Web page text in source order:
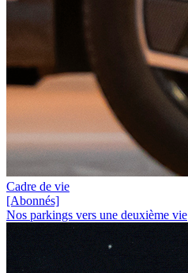
Cadre de vie
[Abonnés]
Nos parkings vers une deuxième vie